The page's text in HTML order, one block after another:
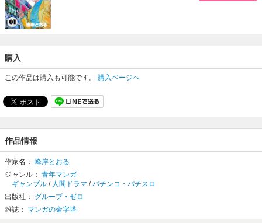
購入
この作品は購入も可能です。 購入ページへ
作品情報
作家名： 峰岸とおる
ジャンル： 青年マンガ
ギャンブル / 人間ドラマ /パチンコ・パチスロ
出版社： グループ・ゼロ
雑誌： マンガの金字塔